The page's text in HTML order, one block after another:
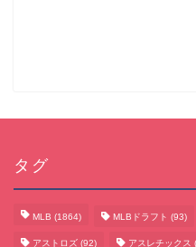
タグ
MLB (1864) MLBドラフト (93)
アストロズ (92) アスレチックス